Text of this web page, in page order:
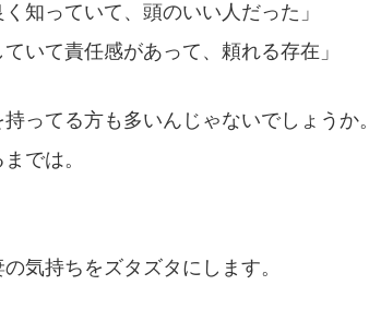
く知っていて、頭のいい人だった」
ていて責任感があって、頼れる存在」
ってる方も多いんじゃないでしょうか。
では。
気持ちをズタズタにします。